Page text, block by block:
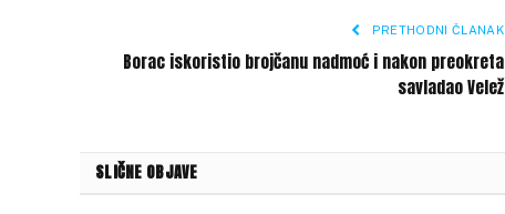
PRETHODNI ČLANAK
Borac iskoristio brojčanu nadmoć i nakon preokreta
savladao Velež
SLIČNE OBJAVE